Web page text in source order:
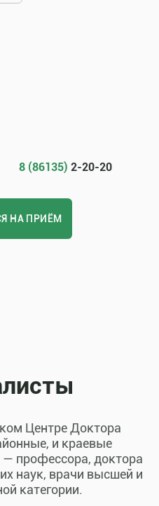
8 (86135) 2-20-20
НА ПРИЁМ
Центре Доктора
и краевые
— профессора, доктора
наук, врачи высшей и
категории.